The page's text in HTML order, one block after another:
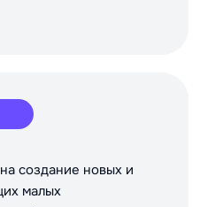
создание новых и
малых